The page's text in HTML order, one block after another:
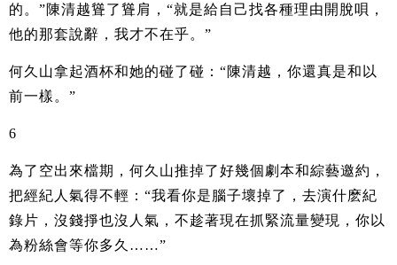
的。”陳清越聳了聳肩，“就是給自己找各種理由開脫唄，
他的那套說辭，我才不在乎。”
何久山拿起酒杯和她的碰了碰：“陳清越，你還真是和以
前一樣。”
6
為了空出來檔期，何久山推掉了好幾個劇本和綜藝邀約，
把經紀人氣得不輕：“我看你是腦子壞掉了，去演什麽紀
錄片，沒錢掙也沒人氣，不趁著現在抓緊流量變現，你以
為粉絲會等你多久……”